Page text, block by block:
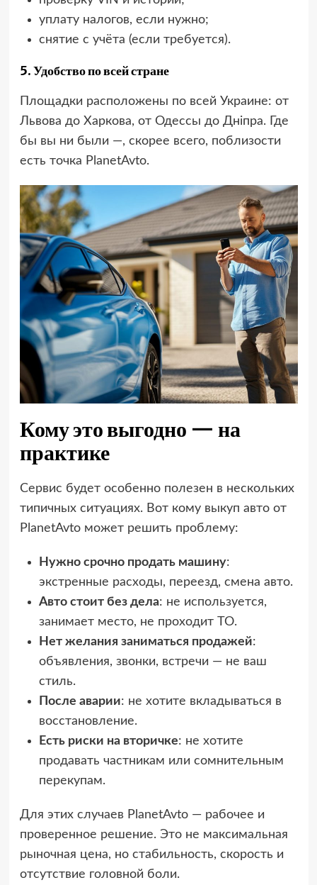
уплату налогов, если нужно;
снятие с учёта (если требуется).
5. Удобство по всей стране
Площадки расположены по всей Украине: от
Львова до Харкова, от Одессы до Дніпра. Где
бы вы ни были —, скорее всего, поблизости
есть точка PlanetAvto.
Кому это выгодно — на
практике
Сервис будет особенно полезен в нескольких
типичных ситуациях. Вот кому выкуп авто от
PlanetAvto может решить проблему:
Нужно срочно продать машину:
экстренные расходы, переезд, смена авто.
Авто стоит без дела: не используется,
занимает место, не проходит ТО.
Нет желания заниматься продажей:
объявления, звонки, встречи — не ваш
стиль.
После аварии: не хотите вкладываться в
восстановление.
Есть риски на вторичке: не хотите
продавать частникам или сомнительным
перекупам.
Для этих случаев PlanetAvto — рабочее и
проверенное решение. Это не максимальная
рыночная цена, но стабильность, скорость и
отсутствие головной боли.